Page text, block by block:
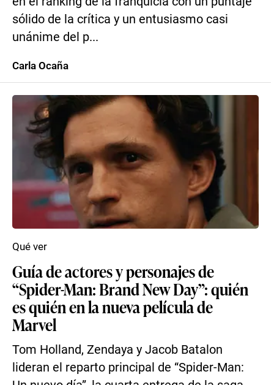
sólido de la crítica y un entusiasmo casi
unánime del p...
Carla Ocaña
Guía de actores y personajes de
“Spider-Man: Brand New Day”: quién
es quién en la nueva película de
Marvel
Tom Holland, Zendaya y Jacob Batalon
lideran el reparto principal de “Spider-Man:
Qué ver